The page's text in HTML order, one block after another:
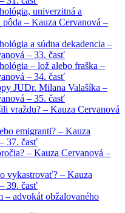
univerzitná a
pôda – Kauza Cervanová –
a súdna dekadencia –
– 33. časť
– lož alebo fraška –
– 34. časť
JUDr. Milana Valašíka –
– 35. časť
vraždu? – Kauza Cervanová
emigranti? – Kauza
37. časť
– Kauza Cervanová –
vykastrovať? – Kauza
39. časť
– advokát obžalovaného